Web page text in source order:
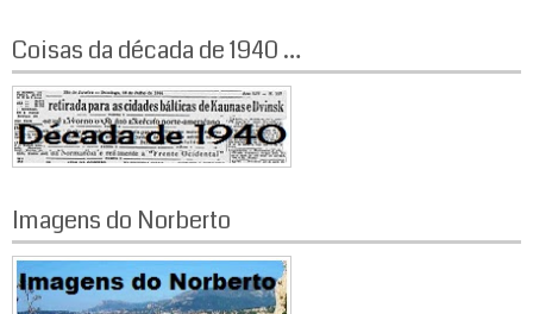
Coisas da década de 1940 …
Imagens do Norberto